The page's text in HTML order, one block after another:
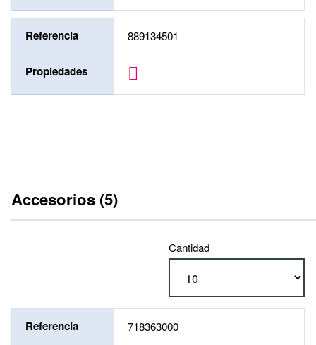
Referencia 889134501
Propiedades
Accesorios (5)
Cantidad
Referencia 718363000